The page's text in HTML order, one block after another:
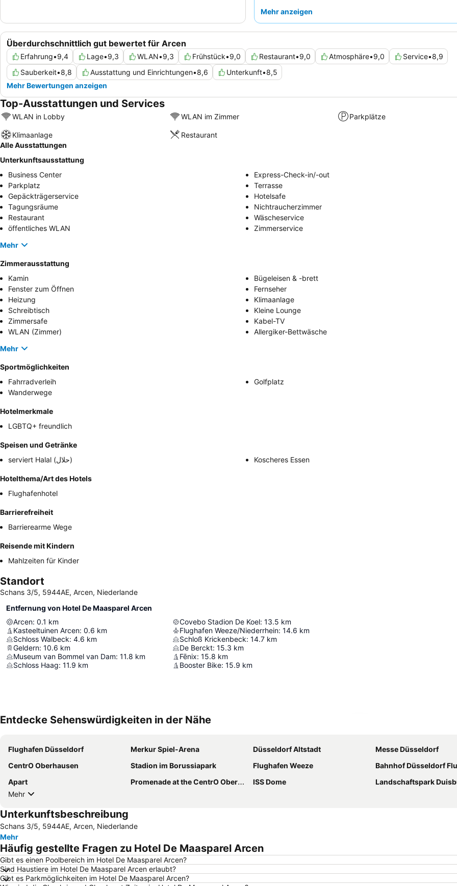
Erlebnis, insbesondere das reichhaltige
Brauerei beinhaltet.
Mehr anzeigen
Überdurchschnittlich gut bewertet für Arcen
Erfahrung•9,4 Lage•9,3 WLAN•9,3 Frühstück•9,0 Restaurant•9,0 Atmosphäre•9,0 Service•8,9
Sauberkeit•8,8 Ausstattung und Einrichtungen•8,6 Unterkunft•8,5
Mehr Bewertungen anzeigen
Top-Ausstattungen und Services
WLAN in Lobby WLAN im Zimmer Parkplätze
Klimaanlage
Restaurant
Alle Ausstattungen
Unterkunftsausstattung
Business Center
Express-Check-in/-out
Parkplatz
Terrasse
Gepäckträgerservice
Hotelsafe
Tagungsräume
Nichtraucherzimmer
Restaurant
Wäscheservice
öffentliches WLAN
Zimmerservice
Mehr
Zimmerausstattung
Kamin
Bügeleisen & -brett
Fenster zum Öffnen
Fernseher
Heizung
Klimaanlage
Schreibtisch
Kleine Lounge
Zimmersafe
Kabel-TV
WLAN (Zimmer)
Allergiker-Bettwäsche
Mehr
Sportmöglichkeiten
Fahrradverleih
Golfplatz
Wanderwege
Hotelmerkmale
LGBTQ+ freundlich
Speisen und Getränke
serviert Halal (حلال)
Koscheres Essen
Hotelthema/Art des Hotels
Flughafenhotel
Barrierefreiheit
Barrierearme Wege
Reisende mit Kindern
Mahlzeiten für Kinder
Standort
Schans 3/5, 5944AE, Arcen, Niederlande
Entfernung von Hotel De Maasparel Arcen
Arcen: 0.1 km
Kasteeltuinen Arcen: 0.6 km
Schloss Walbeck: 4.6 km
Geldern: 10.6 km
Museum van Bommel van Dam: 11.8 km
Schloss Haag: 11.9 km
Covebo Stadion De Koel: 13.5 km
Flughafen Weeze/Niederrhein: 14.6 km
Schloß Krickenbeck: 14.7 km
De Berckt: 15.3 km
Fēnix: 15.8 km
Booster Bike: 15.9 km
Entdecke Sehenswürdigkeiten in der Nähe
Flughafen Düsseldorf Merkur Spiel-Arena Düsseldorf Altstadt
Messe Düsseldorf
CentrO Oberhausen
Stadion im Borussiapark Flughafen Weeze
Bahnhof Düsseldorf
Apart
Promenade at the CentrO Oberhausen ISS Dome
Landschaftspark
Mehr
Unterkunftsbeschreibung
Schans 3/5, 5944AE, Arcen, Niederlande
Mehr
Häufig gestellte Fragen zu Hotel De Maasparel Arcen
Gibt es einen Poolbereich im Hotel De Maasparel Arcen?
Sind Haustiere im Hotel De Maasparel Arcen erlaubt?
Gibt es Parkmöglichkeiten im Hotel De Maasparel Arcen?